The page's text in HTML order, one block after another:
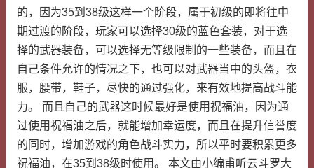
的，因为35到38级这样一个阶段，属于初级的即将往中
期过渡的阶段，玩家可以选择30级的蓝色套装，对于选
择的武器装备，可以选择无等级限制的一些装备，而且在
自己条件允许的情况之下，也可以对武器当中的头盔，衣
服，腰带，鞋子，尽快的通过强化，来有效地提高战斗能
力。 而且自己的武器这时候最好是使用祝福油，因为通
过使用祝福油之后，就能增加幸运度，而且在提升信誉度
的同时，增加游戏的角色战斗实力，所以平时要积累更多
祝福油，在35到38级时使用。 本文由小编甫听云斗罗大